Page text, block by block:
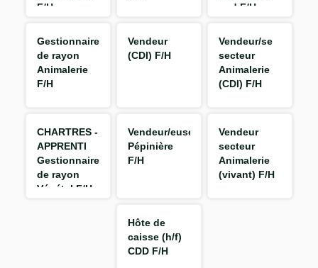
F/H
end F/H
Gestionnaire
de rayon
Animalerie
F/H
Vendeur
(CDI) F/H
Vendeur/se
secteur
Animalerie
(CDI) F/H
CHARTRES -
APPRENTI
Gestionnaire
de rayon
Végétal F/H
Vendeur/euse
Pépinière
F/H
Vendeur
secteur
Animalerie
(vivant) F/H
Hôte de
caisse (h/f)
CDD F/H